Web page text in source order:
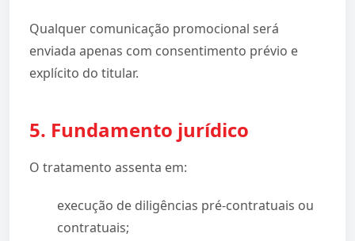
Qualquer comunicação promocional será
enviada apenas com consentimento prévio e
explícito do titular.
5. Fundamento jurídico
O tratamento assenta em:
execução de diligências pré-contratuais ou
contratuais;